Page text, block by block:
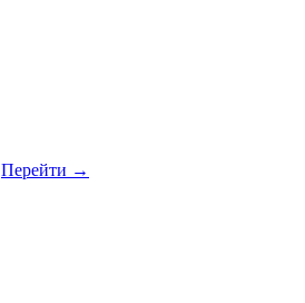
Перейти →